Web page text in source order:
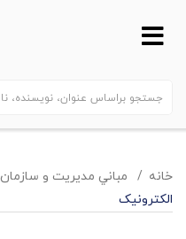
خانه مباني مديريت و سازمان
الکترونیک